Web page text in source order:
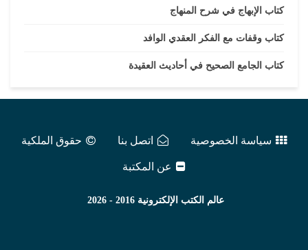
كتاب الإبهاج في شرح المنهاج
كتاب وقفات مع الفكر العقدي الوافد
كتاب الجامع الصحيح في أحاديث العقيدة
سياسة الخصوصية اتصل بنا حقوق الملكية
عن المكتبة
عالم الكتب الإلكترونية 2016 - 2026